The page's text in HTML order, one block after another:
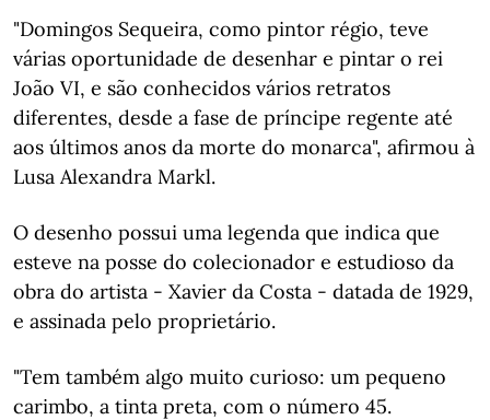
"Domingos Sequeira, como pintor régio, teve
várias oportunidade de desenhar e pintar o rei
João VI, e são conhecidos vários retratos
diferentes, desde a fase de príncipe regente até
aos últimos anos da morte do monarca", afirmou à
Lusa Alexandra Markl.
O desenho possui uma legenda que indica que
esteve na posse do colecionador e estudioso da
obra do artista - Xavier da Costa - datada de 1929,
e assinada pelo proprietário.
"Tem também algo muito curioso: um pequeno
carimbo, a tinta preta, com o número 45.